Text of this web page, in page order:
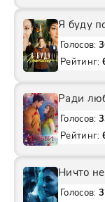
Я буду
Голосов:
Рейтинг:
Ради
Голосов:
Рейтинг:
Ничто
Голосов: